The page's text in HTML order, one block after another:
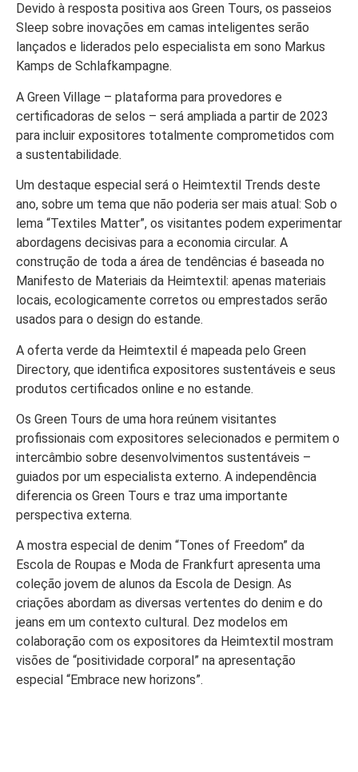
Devido à resposta positiva aos Green Tours, os passeios
Sleep sobre inovações em camas inteligentes serão
lançados e liderados pelo especialista em sono Markus
Kamps de Schlafkampagne.
A Green Village – plataforma para provedores e
certificadoras de selos – será ampliada a partir de 2023
para incluir expositores totalmente comprometidos com
a sustentabilidade.
Um destaque especial será o Heimtextil Trends deste
ano, sobre um tema que não poderia ser mais atual: Sob o
lema “Textiles Matter”, os visitantes podem experimentar
abordagens decisivas para a economia circular. A
construção de toda a área de tendências é baseada no
Manifesto de Materiais da Heimtextil: apenas materiais
locais, ecologicamente corretos ou emprestados serão
usados para o design do estande.
A oferta verde da Heimtextil é mapeada pelo Green
Directory, que identifica expositores sustentáveis e seus
produtos certificados online e no estande.
Os Green Tours de uma hora reúnem visitantes
profissionais com expositores selecionados e permitem o
intercâmbio sobre desenvolvimentos sustentáveis –
guiados por um especialista externo. A independência
diferencia os Green Tours e traz uma importante
perspectiva externa.
A mostra especial de denim “Tones of Freedom” da
Escola de Roupas e Moda de Frankfurt apresenta uma
coleção jovem de alunos da Escola de Design. As
criações abordam as diversas vertentes do denim e do
jeans em um contexto cultural. Dez modelos em
colaboração com os expositores da Heimtextil mostram
visões de “positividade corporal” na apresentação
especial “Embrace new horizons”.